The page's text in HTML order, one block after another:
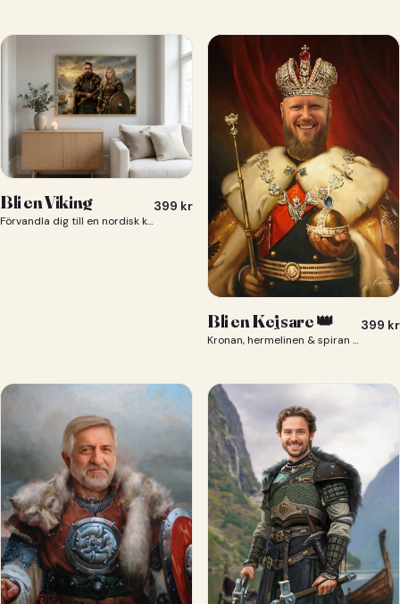
Bli en Viking
Förvandla dig till en nordisk krigare i ett episkt vikingaporträtt.
399 kr
Bli en Kejsare 👑
Kronan, hermelinen & spiran — du som kejsare 👑
399 kr